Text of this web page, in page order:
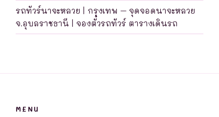
รถทัวร์นาจะหลวย | กรุงเทพ – จุดจอดนาจะหลวย
จ.อุบลราชธานี | จองตั๋วรถทัวร์ ตารางเดินรถ
MENU